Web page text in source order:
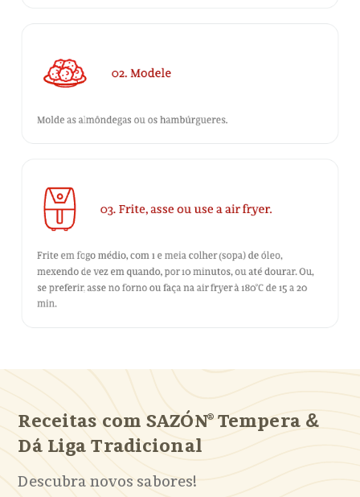
Receitas com SAZÓN® Tempera &
Dá Liga Tradicional
Descubra novos sabores!